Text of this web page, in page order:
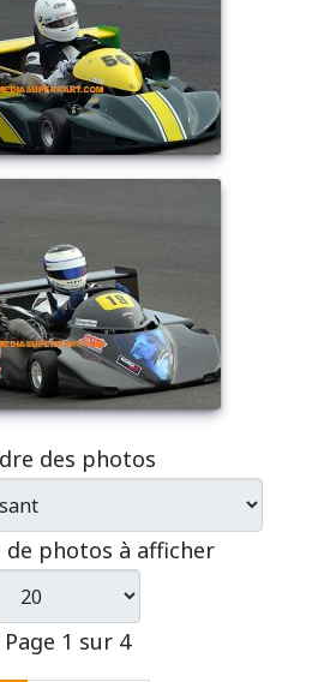
des photos
de photos à afficher
Page 1 sur 4